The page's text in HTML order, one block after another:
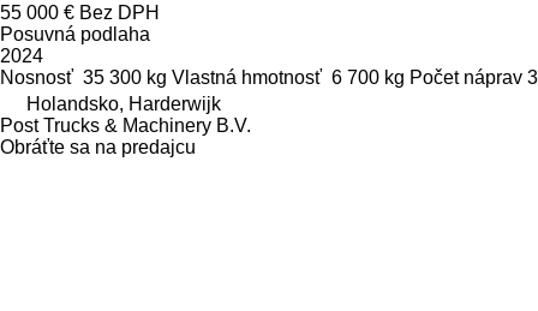
55 000 € Bez DPH
Posuvná podlaha
2024
Nosnosť 35 300 kg Vlastná hmotnosť 6 700 kg Počet náprav 3
Holandsko, Harderwijk
Post Trucks & Machinery B.V.
Obráťte sa na predajcu